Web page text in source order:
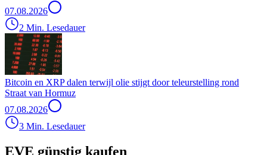
07.08.2026
2 Min. Lesedauer
Bitcoin en XRP dalen terwijl olie stijgt door teleurstelling rond
Straat van Hormuz
07.08.2026
3 Min. Lesedauer
EVE günstig kaufen